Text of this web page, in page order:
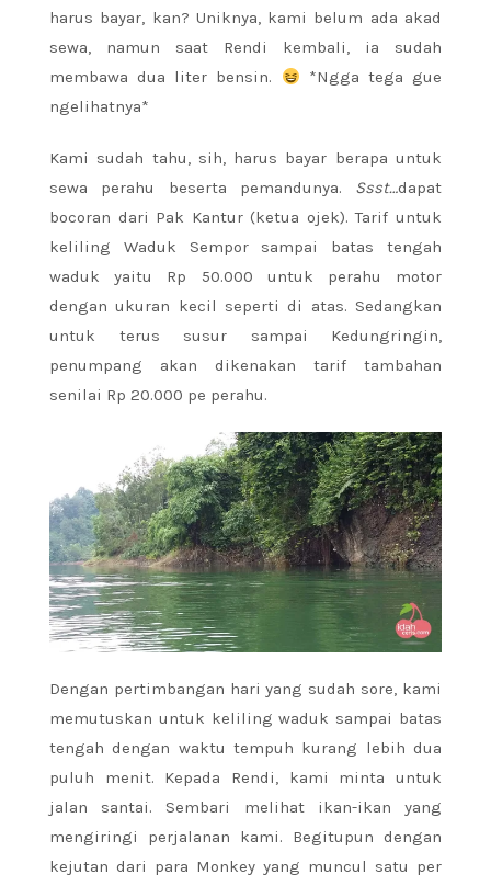
harus bayar, kan? Uniknya, kami belum ada akad
sewa, namun saat Rendi kembali, ia sudah
membawa dua liter bensin.
*Ngga tega gue
ngelihatnya*
Kami sudah tahu, sih, harus bayar berapa untuk
sewa perahu beserta pemandunya. Ssst…dapat
bocoran dari Pak Kantur (ketua ojek). Tarif untuk
keliling Waduk Sempor sampai batas tengah
waduk yaitu Rp 50.000 untuk perahu motor
dengan ukuran kecil seperti di atas. Sedangkan
untuk terus susur sampai Kedungringin,
penumpang akan dikenakan tarif tambahan
senilai Rp 20.000 pe perahu.
Dengan pertimbangan hari yang sudah sore, kami
memutuskan untuk keliling waduk sampai batas
tengah dengan waktu tempuh kurang lebih dua
puluh menit. Kepada Rendi, kami minta untuk
jalan santai. Sembari melihat ikan-ikan yang
mengiringi perjalanan kami. Begitupun dengan
kejutan dari para Monkey yang muncul satu per